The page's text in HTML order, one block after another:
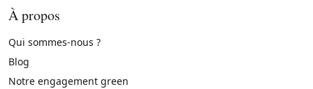
À propos
Qui sommes-nous ?
Blog
Notre engagement green